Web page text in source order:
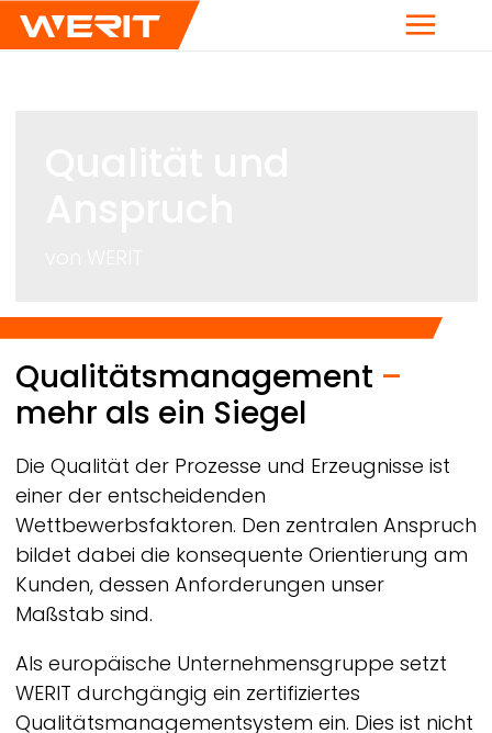
Menü
Breadcrumb
Qualitätsmanagement –
mehr als ein Siegel
Die Qualität der Prozesse und Erzeugnisse ist
einer der entscheidenden
Wettbewerbsfaktoren. Den zentralen Anspruch
bildet dabei die konsequente Orientierung am
Kunden, dessen Anforderungen unser
Maßstab sind.
Als europäische Unternehmensgruppe setzt
WERIT durchgängig ein zertifiziertes
Qualitätsmanagementsystem ein. Dies ist nicht